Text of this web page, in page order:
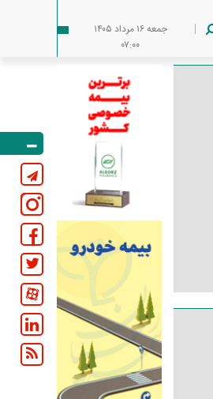
جمعه ۱۶ مرداد ۱۴۰۵
۰۷:۰۰